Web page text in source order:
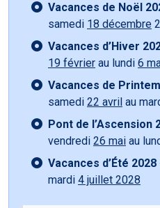
Vacances de Noël
samedi 18 décembre
Vacances d’Hiver
19 février au lundi 6
Vacances de
samedi 22 avril au
Pont de l’Ascension
vendredi 26 mai au
Vacances d’Été
mardi 4 juillet 2028